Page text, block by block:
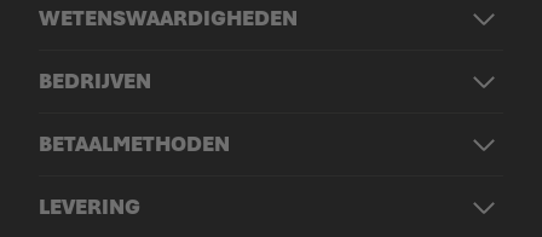
WETENSWAARDIGHEDEN
BEDRIJVEN
BETAALMETHODEN
LEVERING